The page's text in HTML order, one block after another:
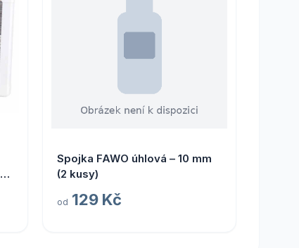
Spojka FAWO úhlová – 10 mm
(2 kusy)
od 129 Kč